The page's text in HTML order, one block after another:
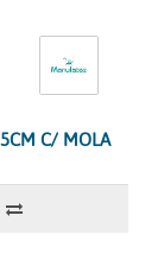
C/ MOLA